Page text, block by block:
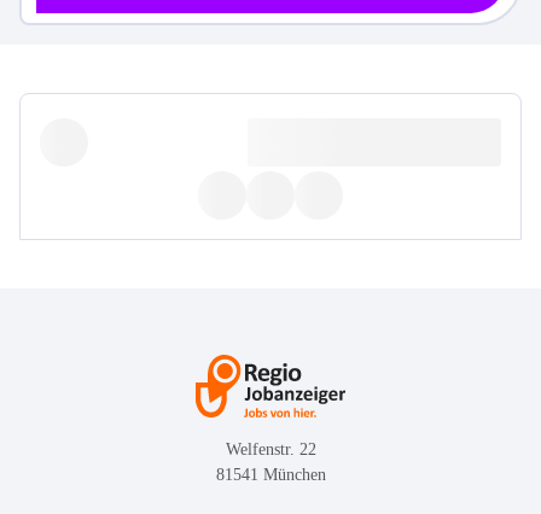
Welfenstr. 22
81541 München